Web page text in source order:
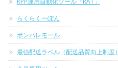
らくらくーぽん
ポンパレモール
最強配送ラベル（配送品質向上制度）